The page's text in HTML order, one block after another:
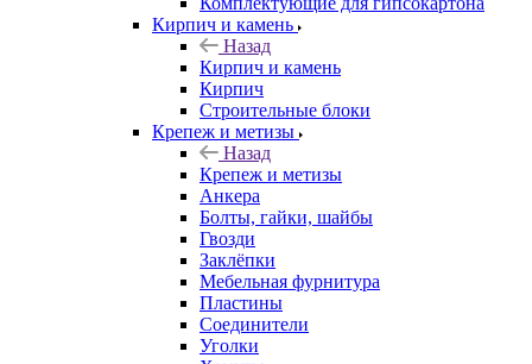
Кирпич и камень
Назад
Кирпич и камень
Кирпич
Строительные блоки
Крепеж и метизы
Назад
Крепеж и метизы
Анкера
Болты, гайки, шайбы
Гвозди
Заклёпки
Мебельная фурнитура
Пластины
Соединители
Уголки